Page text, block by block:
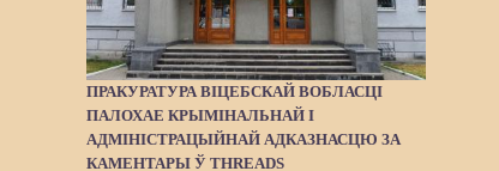
ПРАКУРАТУРА ВІЦЕБСКАЙ ВОБЛАСЦІ
ПАЛОХАЕ КРЫМІНАЛЬНАЙ І
АДМІНІСТРАЦЫЙНАЙ АДКАЗНАСЦЮ ЗА
КАМЕНТАРЫ Ў THREADS